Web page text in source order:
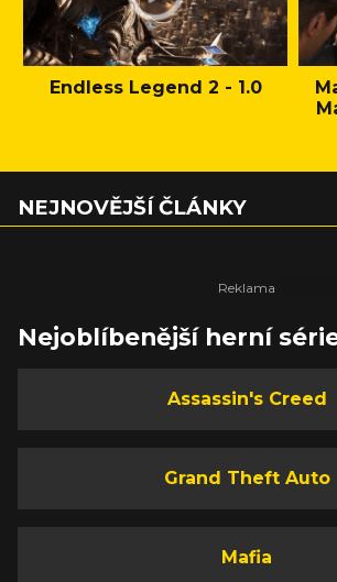
Endless Legend 2 - 1.0
NEJNOVĚJŠÍ ČLÁNKY
Nejoblíbenější herní
Assassin's Creed
Grand Theft Auto
Mafia